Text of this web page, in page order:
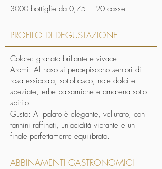
3000 bottiglie da 0,75 l - 20 casse
PROFILO DI DEGUSTAZIONE
Colore: granato brillante e vivace
Aromi: Al naso si percepiscono sentori di
rosa essiccata, sottobosco, note dolci e
speziate, erbe balsamiche e amarena sotto
spirito.
Gusto: Al palato è elegante, vellutato, con
tannini raffinati, un'acidità vibrante e un
finale perfettamente equilibrato.
ABBINAMENTI GASTRONOMICI